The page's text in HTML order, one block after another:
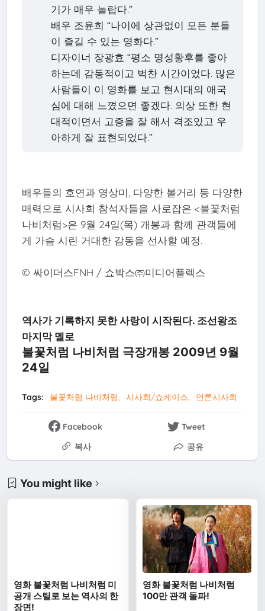
기가 매우 놀랍다.”
배우 조윤희 “나이에 상관없이 모든 분들
이 즐길 수 있는 영화다.”
디자이너 장광효 “평소 명성황후를 좋아
하는데 감동적이고 벅찬 시간이었다. 많은
사람들이 이 영화를 보고 현시대의 애국
심에 대해 느꼈으면 좋겠다. 의상 또한 현
대적이면서 고증을 잘 해서 격조있고 우
아하게 잘 표현되었다.”
배우들의 호연과 영상미, 다양한 볼거리 등 다양한
매력으로 시사회 참석자들을 사로잡은 <불꽃처럼
나비처럼>은 9월 24일(목) 개봉과 함께 관객들에
게 가슴 시린 거대한 감동을 선사할 예정.
© 싸이더스FNH / 쇼박스㈜미디어플렉스
역사가 기록하지 못한 사랑이 시작된다. 조선왕조
마지막 멜로
불꽃처럼 나비처럼 극장개봉 2009년 9월
24일
Tags: 불꽃처럼 나비처럼 시사회/쇼케이스 언론시사회
Facebook
Tweet
복사
공유
You might like
영화 불꽃처럼 나비처럼 미
공개 스틸로 보는 역사의 한
장면!
영화 불꽃처럼 나비처럼
100만 관객 돌파!